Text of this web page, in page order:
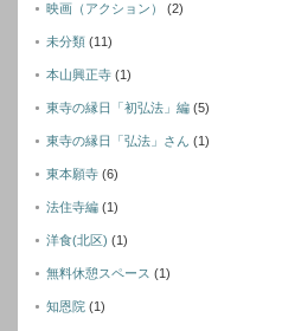
映画（アクション） (2)
未分類 (11)
本山興正寺 (1)
東寺の縁日「初弘法」編 (5)
東寺の縁日「弘法」さん (1)
東本願寺 (6)
法住寺編 (1)
洋食(北区) (1)
無料休憩スペース (1)
知恩院 (1)